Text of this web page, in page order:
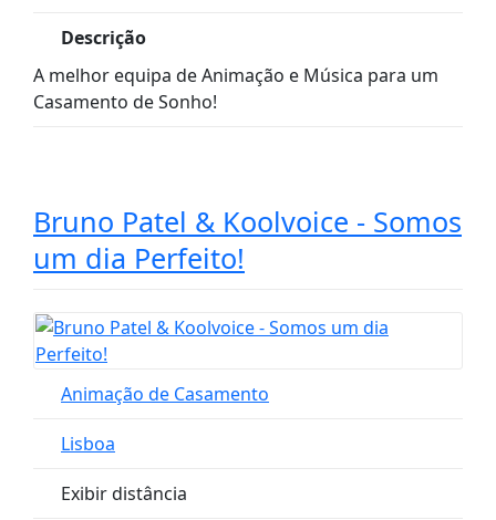
Descrição
A melhor equipa de Animação e Música para um
Casamento de Sonho!
Bruno Patel & Koolvoice - Somos
um dia Perfeito!
Animação de Casamento
Lisboa
Exibir distância